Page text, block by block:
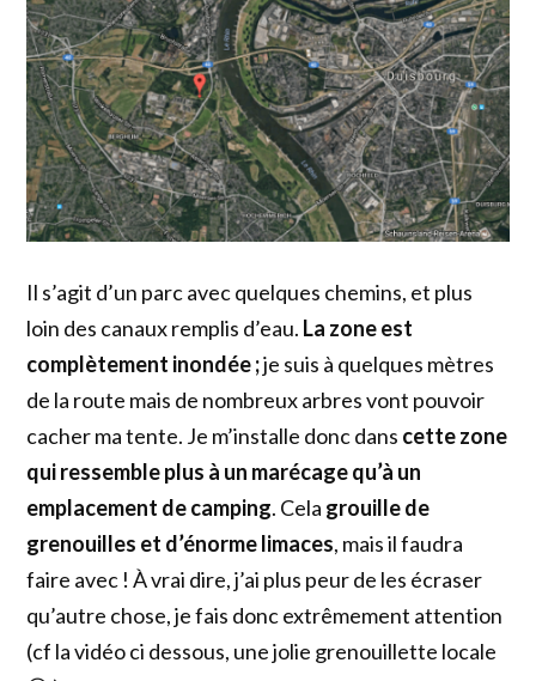
Il s’agit d’un parc avec quelques chemins, et plus
loin des canaux remplis d’eau. La zone est
complètement inondée ;je suis à quelques mètres
de la route mais de nombreux arbres vont pouvoir
cacher ma tente. Je m’installe donc dans cette zone
qui ressemble plus à un marécage qu’à un
emplacement de camping. Cela grouille de
grenouilles et d’énorme limaces, mais il faudra
faire avec ! À vrai dire, j’ai plus peur de les écraser
qu’autre chose, je fais donc extrêmement attention
(cf la vidéo ci dessous, une jolie grenouillette locale